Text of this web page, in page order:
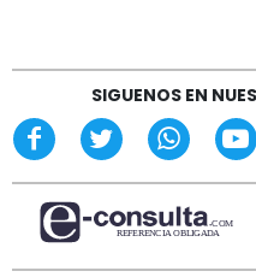
“Sostengo mi
tras perder el fuero
SIGUENOS EN